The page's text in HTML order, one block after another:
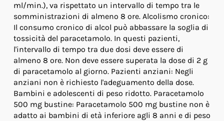
ml/min.), va rispettato un intervallo di tempo tra le
somministrazioni di almeno 8 ore. Alcolismo cronico:
Il consumo cronico di alcol può abbassare la soglia di
tossicità del paracetamolo. In questi pazienti,
l'intervallo di tempo tra due dosi deve essere di
almeno 8 ore. Non deve essere superata la dose di 2 g
di paracetamolo al giorno. Pazienti anziani: Negli
anziani non è richiesto l'adeguamento della dose.
Bambini e adolescenti di peso ridotto. Paracetamolo
500 mg bustine: Paracetamolo 500 mg bustine non è
adatto ai bambini di età inferiore agli 8 anni e di peso